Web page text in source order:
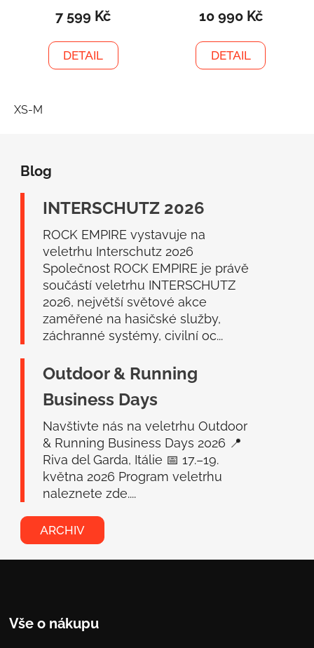
7 599 Kč
DETAIL
XS-M
10 990 Kč
DETAIL
Blog
INTERSCHUTZ 2026
ROCK EMPIRE vystavuje na
veletrhu Interschutz 2026
Společnost ROCK EMPIRE je právě
součástí veletrhu INTERSCHUTZ
2026, největší světové akce
zaměřené na hasičské služby,
záchranné systémy, civilní oc...
Outdoor & Running
Business Days
Navštivte nás na veletrhu Outdoor
& Running Business Days 2026 📍
Riva del Garda, Itálie 📅 17.–19.
května 2026 Program veletrhu
naleznete zde....
ARCHIV
Vše o nákupu